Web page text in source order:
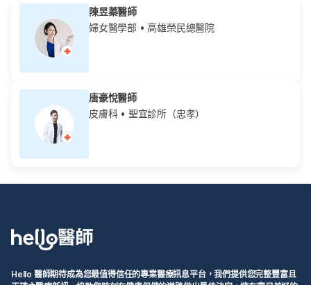
陳昱蓁醫師
婦女醫學部 • 高雄榮民總醫院
唐豪悅醫師
皮膚科• 聖宜診所（忠孝）
Hello 醫師期待成為您最值得信任的專業醫療訊息平台，我們提供您完整豐富且